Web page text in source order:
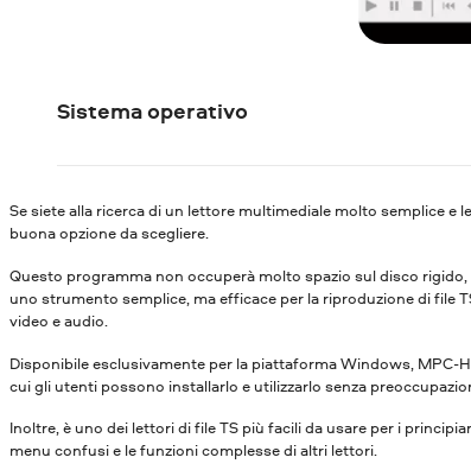
Sistema operativo
Se siete alla ricerca di un lettore multimediale molto semplice e
buona opzione da scegliere.
Questo programma non occuperà molto spazio sul disco
uno strumento semplice, ma efficace per la riproduzione di file
video e audio.
Disponibile esclusivamente per la piattaforma Windows,
cui gli utenti possono installarlo e utilizzarlo senza
Inoltre, è uno dei lettori di file TS più facili da usare per i
menu confusi e le funzioni complesse di altri lettori.